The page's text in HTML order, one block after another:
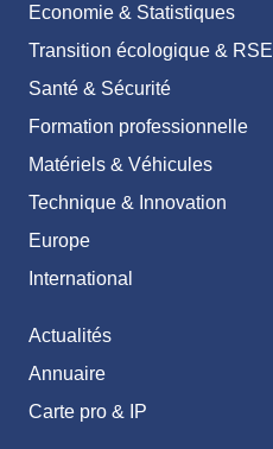
Economie & Statistiques
Transition écologique & RSE
Santé & Sécurité
Formation professionnelle
Matériels & Véhicules
Technique & Innovation
Europe
International
Actualités
Annuaire
Carte pro & IP